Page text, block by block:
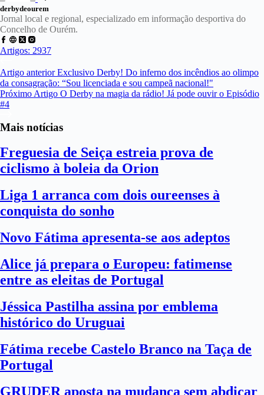
derbydeourem
Jornal local e regional, especializado em informação desportiva do
Concelho de Ourém.
Artigos: 2937
Artigo anteriorExclusivo Derby! Do inferno dos incêndios ao olimpo
da consagração: “Sou licenciada e sou campeã nacional!"
Próximo Artigo O Derby na magia da rádio! Já pode ouvir o Episódio
#4
Mais notícias
Freguesia de Seiça estreia prova de
ciclismo à boleia da Orion
Liga 1 arranca com dois oureenses à
conquista do sonho
Novo Fátima apresenta-se aos adeptos
Alice já prepara o Europeu: fatimense
entre as eleitas de Portugal
Jéssica Pastilha assina por emblema
histórico do Uruguai
Fátima recebe Castelo Branco na Taça de
Portugal
GRUDER aposta na mudança sem abdicar